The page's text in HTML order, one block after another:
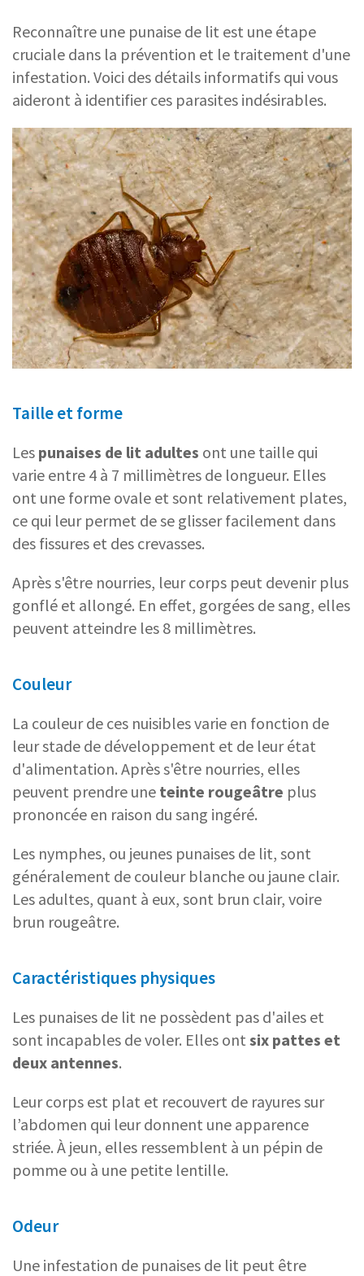
Reconnaître une punaise de lit est une étape
cruciale dans la prévention et le traitement d'une
infestation. Voici des détails informatifs qui vous
aideront à identifier ces parasites indésirables.
Taille et forme
Les punaises de lit adultes ont une taille qui
varie entre 4 à 7 millimètres de longueur. Elles
ont une forme ovale et sont relativement plates,
ce qui leur permet de se glisser facilement dans
des fissures et des crevasses.
Après s'être nourries, leur corps peut devenir plus
gonflé et allongé. En effet, gorgées de sang, elles
peuvent atteindre les 8 millimètres.
Couleur
La couleur de ces nuisibles varie en fonction de
leur stade de développement et de leur état
d'alimentation. Après s'être nourries, elles
peuvent prendre une teinte rougeâtre plus
prononcée en raison du sang ingéré.
Les nymphes, ou jeunes punaises de lit, sont
généralement de couleur blanche ou jaune clair.
Les adultes, quant à eux, sont brun clair, voire
brun rougeâtre.
Caractéristiques physiques
Les punaises de lit ne possèdent pas d'ailes et
sont incapables de voler. Elles ont six pattes et
deux antennes.
Leur corps est plat et recouvert de rayures sur
l’abdomen qui leur donnent une apparence
striée. À jeun, elles ressemblent à un pépin de
pomme ou à une petite lentille.
Odeur
Une infestation de punaises de lit peut être